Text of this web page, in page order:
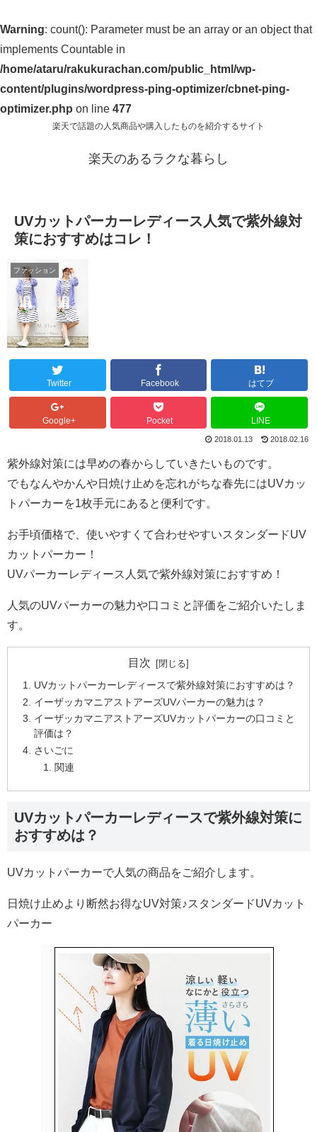
Warning: count(): Parameter must be an array or an object that
implements Countable in
/home/ataru/rakukurachan.com/public_html/wp-
content/plugins/wordpress-ping-optimizer/cbnet-ping-
optimizer.php on line 477
楽天で話題の人気商品や購入したものを紹介するサイト
楽天のあるラクな暮らし
UVカットパーカーレディース人気で紫外線対
策におすすめはコレ！
ファッション
Twitter Facebook はてブ
Google+ Pocket LINE
2018.01.13 2018.02.16
紫外線対策には早めの春からしていきたいものです。
でもなんやかんや日焼け止めを忘れがちな春先にはUVカッ
トパーカーを1枚手元にあると便利です。
お手頃価格で、使いやすくて合わせやすいスタンダードUV
カットパーカー！
UVパーカーレディース人気で紫外線対策におすすめ！
人気のUVパーカーの魅力や口コミと評価をご紹介いたしま
す。
目次
UVカットパーカーレディースで紫外線対策におすすめは？
イーザッカマニアストアーズUVパーカーの魅力は？
イーザッカマニアストアーズUVカットパーカーの口コミと
評価は？
さいごに
関連
UVカットパーカーレディースで紫外線対策に
おすすめは？
UVカットパーカーで人気の商品をご紹介します。
日焼け止めより断然お得なUV対策♪スタンダードUVカット
パーカー